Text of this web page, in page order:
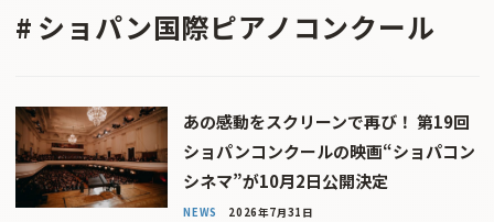
ショパン国際ピアノコンクール
あの感動をスクリーンで再び！ 第19回
ショパンコンクールの映画“ショパコン
シネマ”が10月2日公開決定
NEWS 2026年7月31日